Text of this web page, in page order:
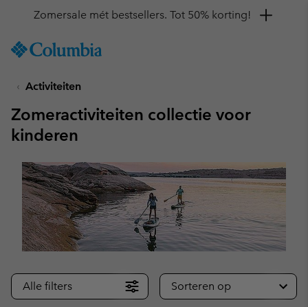
TO
SKIP
MAIN
NAV
TO
SEARCH
Krijg 10% korting
Activiteiten
Zomeractiviteiten collectie voor
kinderen
Alle filters Sorteren op